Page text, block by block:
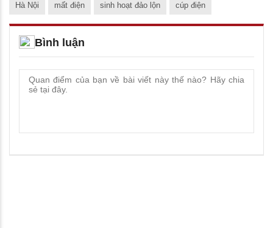
Hà Nội mất điện sinh hoạt đảo lộn cúp điện
Bình luận